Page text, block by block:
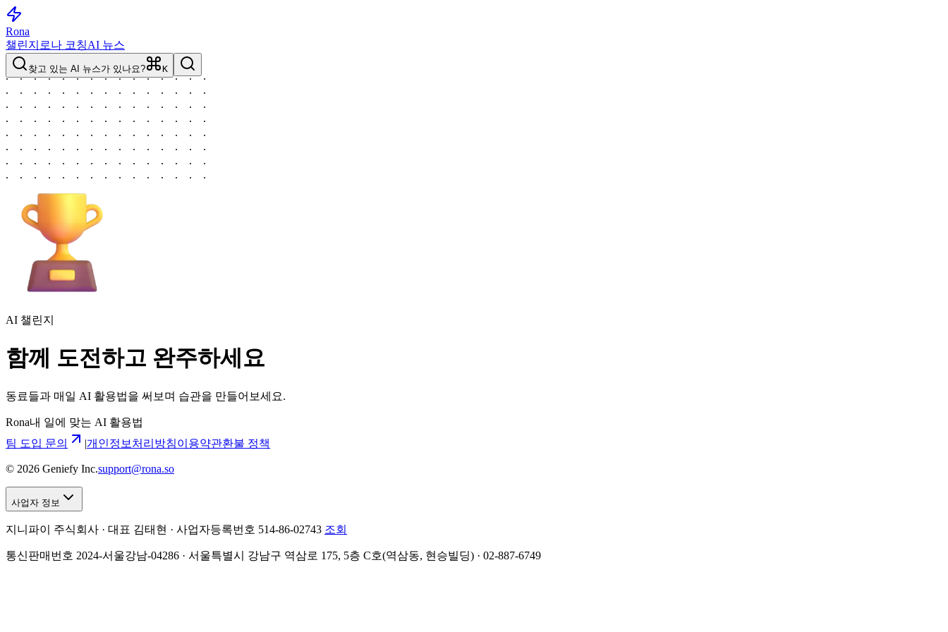
Rona
챌린지 로나 코칭AI 뉴스
찾고 있는 AI 뉴스가 있나요? K
AI 챌린지
함께 도전하고 완주하세요
동료들과 매일 AI 활용법을 써보며 습관을 만들어보세요.
Rona내 일에 맞는 AI 활용법
팀 도입 문의
|개인정보처리방침이용약관환불 정책
© 2026 Geniefy Inc.support@rona.so
사업자 정보
지니파이 주식회사 · 대표 김태현 · 사업자등록번호 514-86-02743 조회
통신판매번호 2024-서울강남-04286 · 서울특별시 강남구 역삼로 175, 5층 C호(역삼동, 현승빌딩) · 02-887-6749